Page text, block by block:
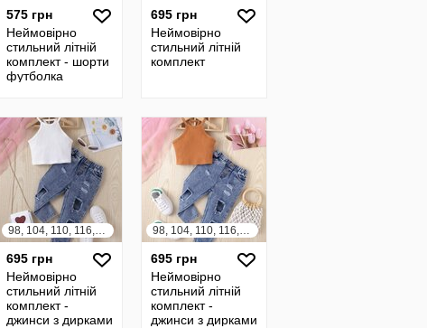
575 грн
Неймовірно
стильний літній
комплект - шорти
футболка
695 грн
Неймовірно
стильний літній
комплект
98, 104, 110, 116, 122, 128
695 грн
Неймовірно
стильний літній
комплект -
джинси з дирками
98, 104, 110, 116, 122, 128
695 грн
Неймовірно
стильний літній
комплект -
джинси з дирками